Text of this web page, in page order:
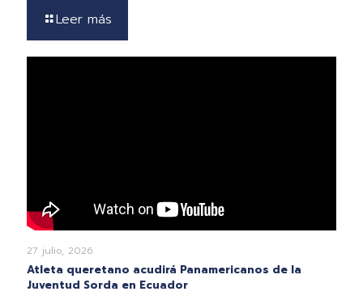
Leer más
27 julio, 2026
Atleta queretano acudirá Panamericanos de la
Juventud Sorda en Ecuador